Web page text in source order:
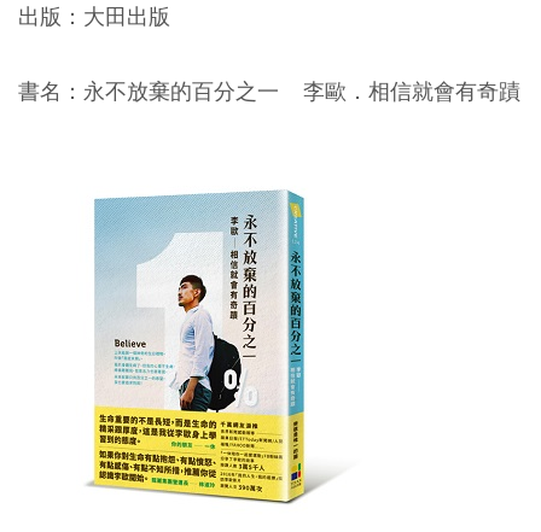
出版：大田出版
書名：永不放棄的百分之一 李歐．相信就會有奇蹟